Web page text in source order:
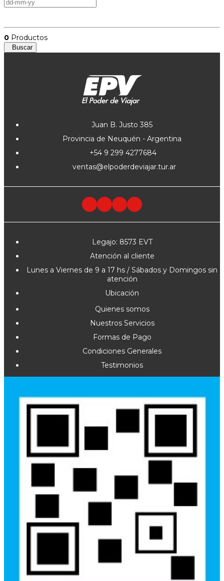
0 Productos
Buscar
Juan B. Justo 385
Provincia de Neuquén - Argentina
+54 9 299 4277684
ventas@elpoderdeviajar.tur.ar
Legajo: 8573 EVT
Atención al cliente
Lunes a Viernes de 9 a 17 hs / Sábados y Domingos sin
atención
Ubicación
Quienes somos
Nuestros Servicios
Formas de Pago
Condiciones Generales
Testimonios